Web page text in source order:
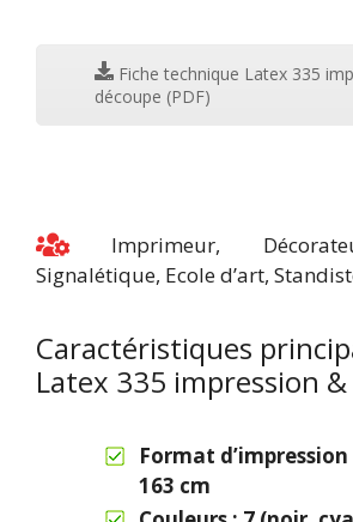
Fiche technique Latex 335
découpe (PDF)
Imprimeur,
Signalétique, Ecole d’art,
Caractéristiques
Latex 335 impression
Format
163 cm